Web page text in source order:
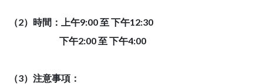
（2）時間：上午9:00 至 下午12:30
下午2:00 至 下午4:00
（3）注意事項：